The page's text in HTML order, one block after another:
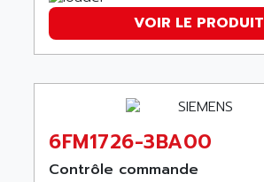
1060
VECTOR DRIVE
ALPHA
SM SERIE
SIMATIC S7-200
MODICON QUANTUM
GENIUS
ARC MODENA
ARCEL
ARCOLECTRIC
ARCOTRONICS
ARCTIC COOLING
VOIR LE PRODUIT
6FM1726-3BA00
Contrôle commande